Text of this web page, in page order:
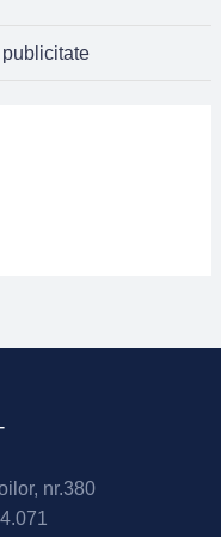
nr.380